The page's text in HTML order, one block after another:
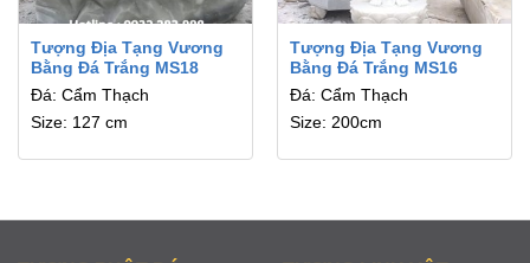
Tượng Địa Tạng Vương
Bằng Đá Trắng MS18
Đá: Cẩm Thạch
Size: 127 cm
Tượng Địa Tạng Vương
Bằng Đá Trắng MS16
Đá: Cẩm Thạch
Size: 200cm